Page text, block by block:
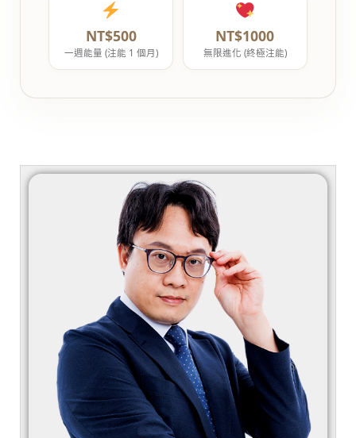
NT$500
一週能量 (注能 1 個月)
NT$1000
無限進化 (終極注能)